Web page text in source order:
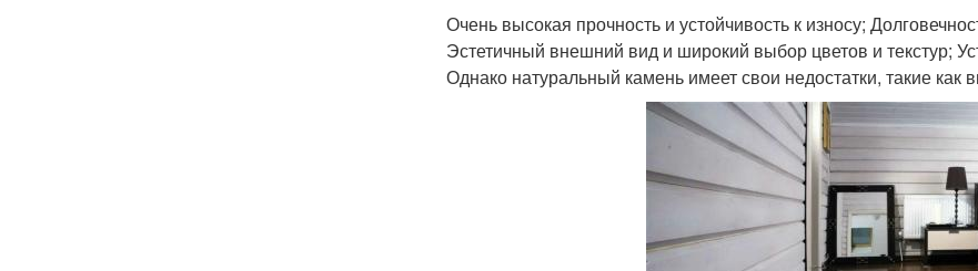
Очень высокая прочность и устойчивость к износу;
Эстетичный внешний вид и широкий выбор цветов и текстур;
Однако натуральный камень имеет свои недостатки, такие как